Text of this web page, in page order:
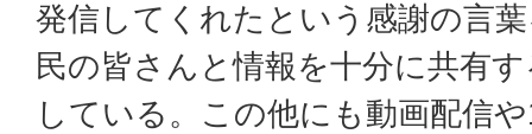
発信してくれたという感謝の言
民の皆さんと情報を十分に共有
している。この他にも動画配信